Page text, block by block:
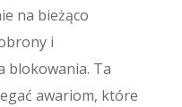
na bieżąco
i
blokowania. Ta
awariom, które